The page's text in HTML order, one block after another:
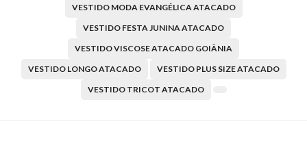
VESTIDO MODA EVANGÉLICA ATACADO
VESTIDO FESTA JUNINA ATACADO
VESTIDO VISCOSE ATACADO GOIÂNIA
VESTIDO LONGO ATACADO
VESTIDO PLUS SIZE ATACADO
VESTIDO TRICOT ATACADO